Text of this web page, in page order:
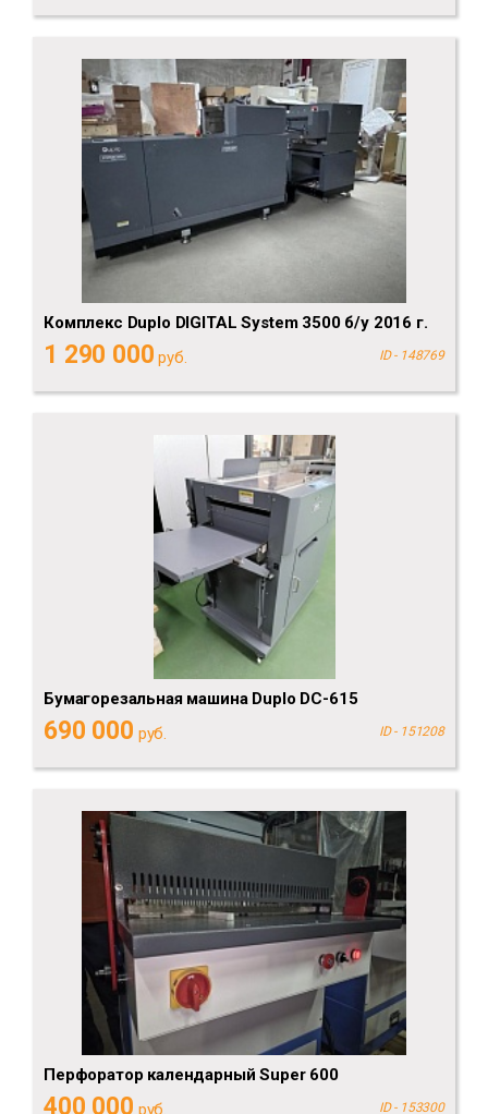
Комплекс Duplo DIGITAL System 3500 б/у 2016 г.
1 290 000 руб. ID - 148769
Бумагорезальная машина Duplo DC-615
690 000 руб. ID - 151208
Перфоратор календарный Super 600
400 000 руб. ID - 153300